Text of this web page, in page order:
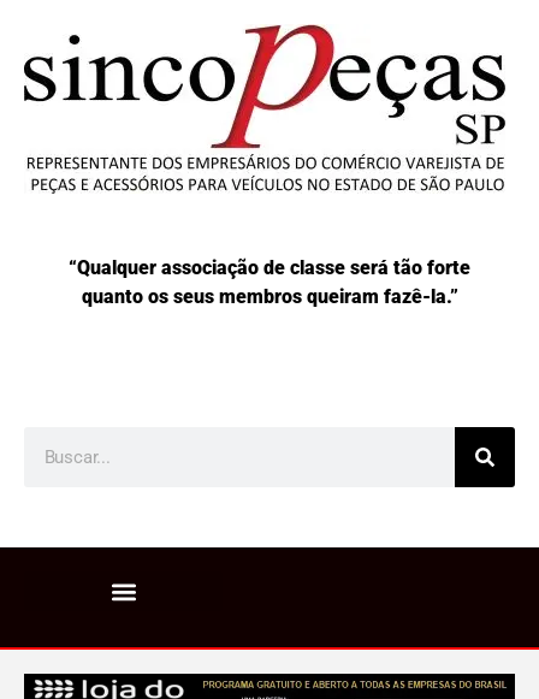
“Qualquer associação de classe será tão forte
quanto os seus membros queiram fazê-la.”